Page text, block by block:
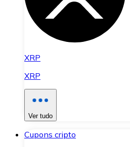
XRP
XRP
Ver tudo
Cupons cripto